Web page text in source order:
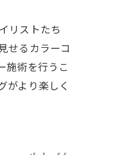
リストたち
せるカラーコ
施術を行うこ
がより楽しく